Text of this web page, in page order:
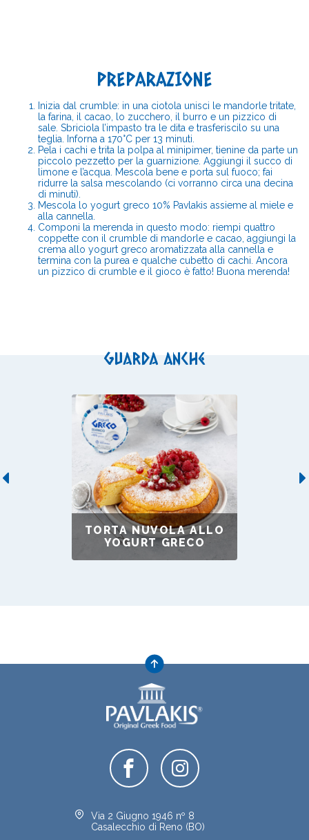
PREPARAZIONE
Inizia dal crumble: in una ciotola unisci le mandorle tritate,
la farina, il cacao, lo zucchero, il burro e un pizzico di
sale. Sbriciola l’impasto tra le dita e trasferiscilo su una
teglia. Inforna a 170°C per 13 minuti.
Pela i cachi e trita la polpa al minipimer, tienine da parte un
piccolo pezzetto per la guarnizione. Aggiungi il succo di
limone e l’acqua. Mescola bene e porta sul fuoco; fai
ridurre la salsa mescolando (ci vorranno circa una decina
di minuti).
Mescola lo yogurt greco 10% Pavlakis assieme al miele e
alla cannella.
Componi la merenda in questo modo: riempi quattro
coppette con il crumble di mandorle e cacao, aggiungi la
crema allo yogurt greco aromatizzata alla cannella e
termina con la purea e qualche cubetto di cachi. Ancora
un pizzico di crumble e il gioco è fatto! Buona merenda!
Guarda anche
Previous
TORTA NUVOLA ALLO
YOGURT GRECO
Via 2 Giugno 1946 nº 8
Casalecchio di Reno (BO)